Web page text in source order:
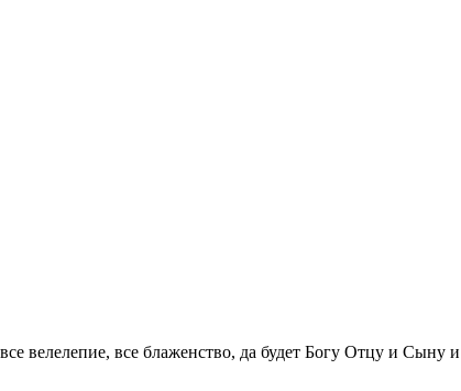
все велелепие, все бла­женство, да будет Богу Отцу и